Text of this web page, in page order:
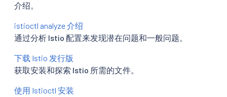
介绍。
istioctl analyze 介绍
通过分析 Istio 配置来发现潜在问题和一般问题。
下载 Istio 发行版
获取安装和探索 Istio 所需的文件。
使用 Istioctl 安装